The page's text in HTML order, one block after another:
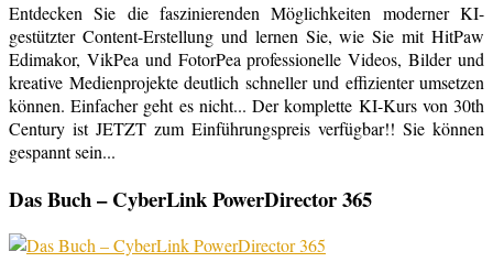
Entdecken Sie die faszinierenden Möglichkeiten moderner KI-
gestützter Content-Erstellung und lernen Sie, wie Sie mit HitPaw
Edimakor, VikPea und FotorPea professionelle Videos, Bilder und
kreative Medienprojekte deutlich schneller und effizienter umsetzen
können. Einfacher geht es nicht... Der komplette KI-Kurs von 30th
Century ist JETZT zum Einführungspreis verfügbar!! Sie können
gespannt sein...
Das Buch – CyberLink PowerDirector 365